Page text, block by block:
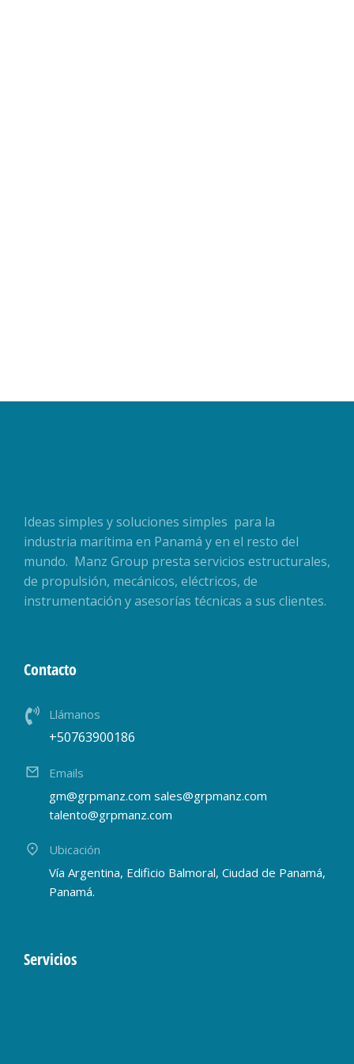
Ideas simples y soluciones simples para la
industria marítima en Panamá y en el resto del
mundo. Manz Group presta servicios estructurales,
de propulsión, mecánicos, eléctricos, de
instrumentación y asesorías técnicas a sus clientes.
Contacto
Llámanos
+50763900186
Emails
gm@grpmanz.com sales@grpmanz.com
talento@grpmanz.com
Ubicación
Vía Argentina, Edificio Balmoral, Ciudad de Panamá,
Panamá.
Servicios